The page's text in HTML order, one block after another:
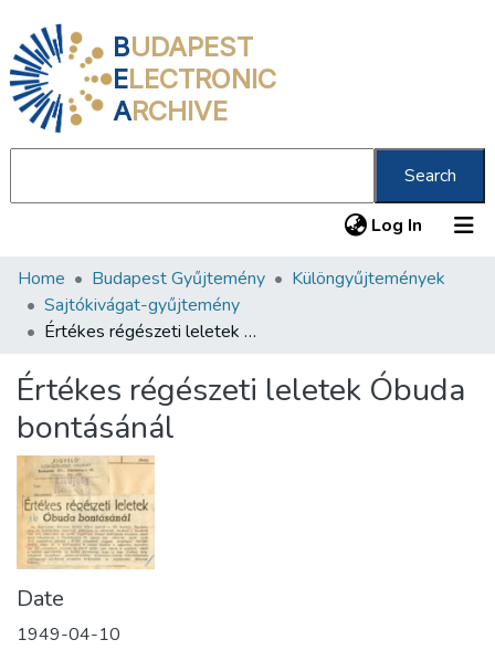
BUDAPEST
ELECTRONIC
ARCHIVE
Search
Log In (current)
Communities & Collections
All of DSpace
Statistics
About us
Home Budapest Gyűjtemény
Különgyűjtemények
Sajtókivágat-gyűjtemény
Értékes régészeti leletek Óbuda bontásánál
Értékes régészeti leletek Óbuda
bontásánál
Date
1949-04-10